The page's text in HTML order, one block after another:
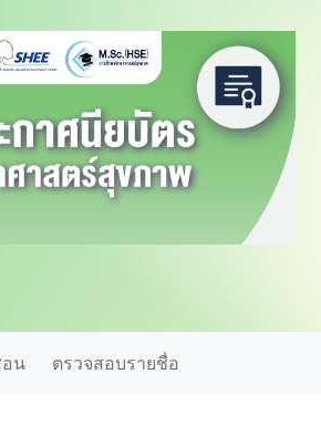
อน
ตรวจสอบรายชื่อ